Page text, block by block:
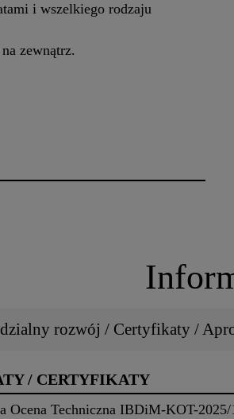
i wszelkiego rodzaju
zewnątrz.
rozwój / Certyfikaty /
/ CERTYFIKATY
Ocena Techniczna IBDiM-KOT-